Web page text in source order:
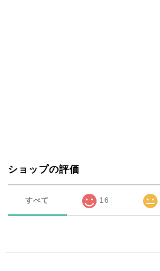
ショップの評価
すべて 16